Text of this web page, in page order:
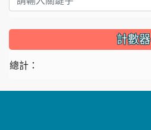
計數器
總計：